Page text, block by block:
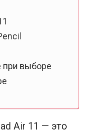
при выборе
Air 11 — это